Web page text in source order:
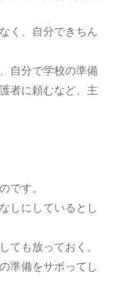
く、自分できちん
自分で学校の準備
者に頼むなど、主
です。
しにしているとし
ても放っておく。
準備をサボってし